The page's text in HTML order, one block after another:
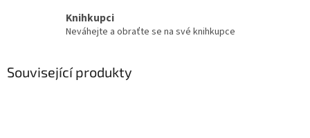
Knihkupci
Neváhejte a obraťte se na své knihkupce
Související produkty